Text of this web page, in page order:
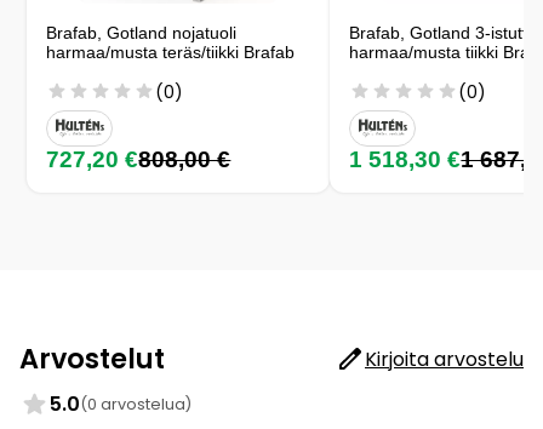
Brafab, Gotland nojatuoli
harmaa/musta teräs/tiikki Brafab
(0)
727,20 €808,00 €
Brafab, Gotland 3-
harmaa/musta tiikki
(0)
1 518,30 €1
Arvostelut
Kirjoita arvostelu
5.0(0 arvostelua)